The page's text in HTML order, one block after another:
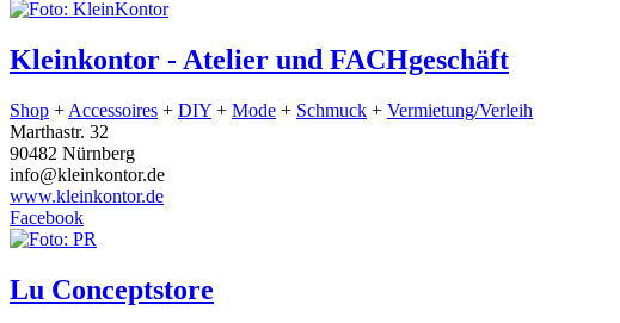
Kleinkontor - Atelier und FACHgeschäft
Shop + Accessoires + DIY + Mode + Schmuck + Vermietung/Verleih
Marthastr. 32
90482 Nürnberg
info@kleinkontor.de
www.kleinkontor.de
Facebook
Lu Conceptstore